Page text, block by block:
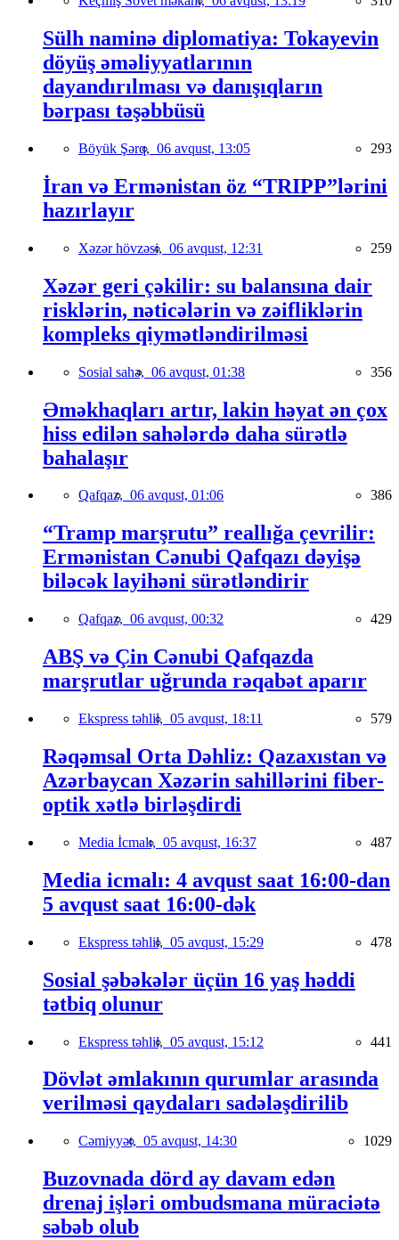
Sülh naminə diplomatiya: Tokayevin
döyüş əməliyyatlarının
dayandırılması və danışıqların
bərpası təşəbbüsü
Böyük Şərq, 06 avqust, 13:05 293
İran və Ermənistan öz “TRIPP”lərini
hazırlayır
Xəzər hövzəsi, 06 avqust, 12:31 259
Xəzər geri çəkilir: su balansına dair
risklərin, nəticələrin və zəifliklərin
kompleks qiymətləndirilməsi
Sosial sahə, 06 avqust, 01:38 356
Əməkhaqları artır, lakin həyat ən çox
hiss edilən sahələrdə daha sürətlə
bahalaşır
Qafqaz, 06 avqust, 01:06 386
“Tramp marşrutu” reallığa çevrilir:
Ermənistan Cənubi Qafqazı dəyişə
biləcək layihəni sürətləndirir
Qafqaz, 06 avqust, 00:32 429
ABŞ və Çin Cənubi Qafqazda
marşrutlar uğrunda rəqabət aparır
Ekspress təhlil, 05 avqust, 18:11 579
Rəqəmsal Orta Dəhliz: Qazaxıstan və
Azərbaycan Xəzərin sahillərini fiber-
optik xətlə birləşdirdi
Media İcmalı, 05 avqust, 16:37 487
Media icmalı: 4 avqust saat 16:00-dan
5 avqust saat 16:00-dək
Ekspress təhlil, 05 avqust, 15:29 478
Sosial şəbəkələr üçün 16 yaş həddi
tətbiq olunur
Ekspress təhlil, 05 avqust, 15:12 441
Dövlət əmlakının qurumlar arasında
verilməsi qaydaları sadələşdirilib
Cəmiyyət, 05 avqust, 14:30 1029
Buzovnada dörd ay davam edən
drenaj işləri ombudsmana müraciətə
səbəb olub